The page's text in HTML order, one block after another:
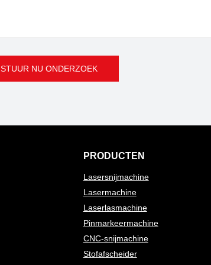
STUUR NU ONDERZOEK
PRODUCTEN
Lasersnijmachine
Lasermachine
Laserlasmachine
Pinmarkeermachine
CNC-snijmachine
Stofafscheider